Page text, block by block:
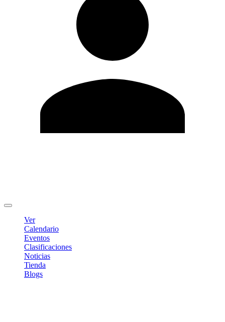
Ver
Calendario
Eventos
Clasificaciones
Noticias
Tienda
Blogs